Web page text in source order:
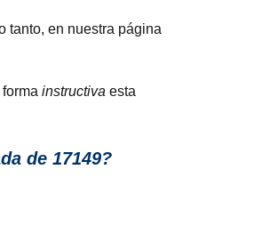
tanto, en nuestra página
instructiva esta
de 17149?